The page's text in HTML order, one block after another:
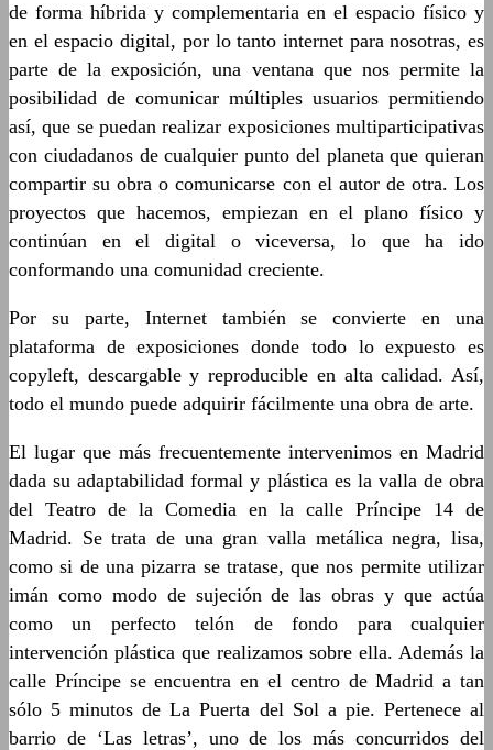
de forma híbrida y complementaria en el espacio físico y
en el espacio digital, por lo tanto internet para nosotras, es
parte de la exposición, una ventana que nos permite la
posibilidad de comunicar múltiples usuarios permitiendo
así, que se puedan realizar exposiciones multiparticipativas
con ciudadanos de cualquier punto del planeta que quieran
compartir su obra o comunicarse con el autor de otra. Los
proyectos que hacemos, empiezan en el plano físico y
continúan en el digital o viceversa, lo que ha ido
conformando una comunidad creciente.
Por su parte, Internet también se convierte en una
plataforma de exposiciones donde todo lo expuesto es
copyleft, descargable y reproducible en alta calidad. Así,
todo el mundo puede adquirir fácilmente una obra de arte.
El lugar que más frecuentemente intervenimos en Madrid
dada su adaptabilidad formal y plástica es la valla de obra
del Teatro de la Comedia en la calle Príncipe 14 de
Madrid. Se trata de una gran valla metálica negra, lisa,
como si de una pizarra se tratase, que nos permite utilizar
imán como modo de sujeción de las obras y que actúa
como un perfecto telón de fondo para cualquier
intervención plástica que realizamos sobre ella. Además la
calle Príncipe se encuentra en el centro de Madrid a tan
sólo 5 minutos de La Puerta del Sol a pie. Pertenece al
barrio de ‘Las letras’, uno de los más concurridos del